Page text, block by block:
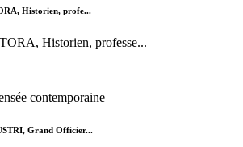
Historien, profe...
Historien, professe...
contemporaine
Grand Officier...